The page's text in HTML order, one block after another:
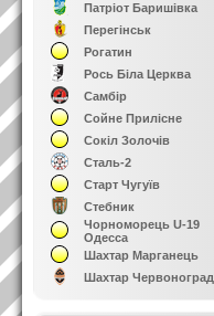
Патріот Баришівка
Перегінськ
Рогатин
Рось Біла Церква
Самбір
Сойне Прилісне
Сокіл Золочів
Сталь-2
Старт Чугуїв
Стебник
Чорноморець U-19
Одесса
Шахтар Марганець
Шахтар Червоноград